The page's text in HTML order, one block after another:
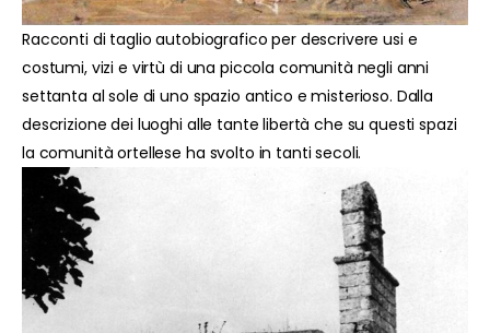
Racconti di taglio autobiografico per descrivere usi e
costumi, vizi e virtù di una piccola comunità negli anni
settanta al sole di uno spazio antico e misterioso. Dalla
descrizione dei luoghi alle tante libertà che su questi spazi
la comunità ortellese ha svolto in tanti secoli.